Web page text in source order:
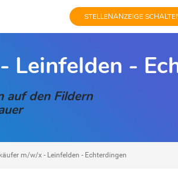
STELLENANZEIGE
Leinfelden -
auf den Fildern
m/w/x - Leinfelden - Echterdingen